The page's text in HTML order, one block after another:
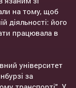
на тому, щоб
діяльності: його
працювала в
університет
за